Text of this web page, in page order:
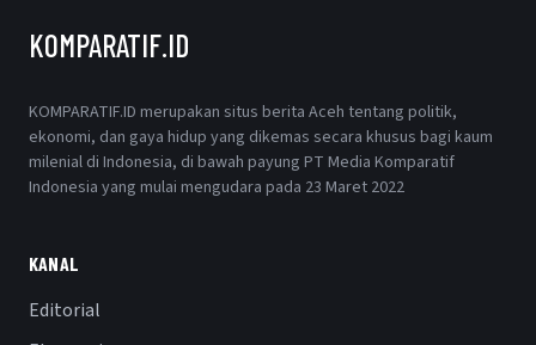
KOMPARATIF.ID
KOMPARATIF.ID merupakan situs berita Aceh tentang politik,
ekonomi, dan gaya hidup yang dikemas secara khusus bagi kaum
milenial di Indonesia, di bawah payung PT Media Komparatif
Indonesia yang mulai mengudara pada 23 Maret 2022
KANAL
Editorial